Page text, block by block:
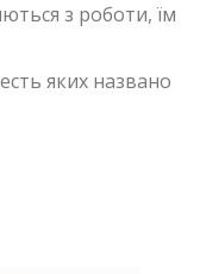
з роботи, їм
яких названо